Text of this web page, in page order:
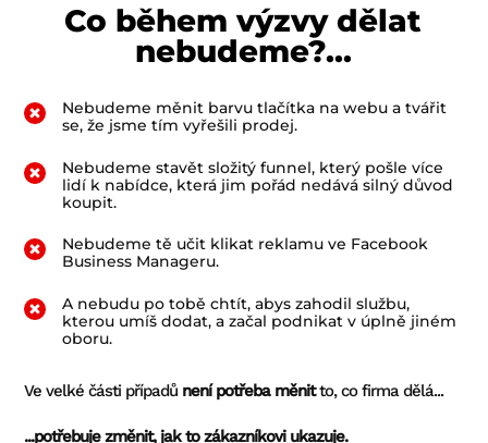
Co během výzvy dělat
nebudeme?...
Nebudeme měnit barvu tlačítka na webu a tvářit
se, že jsme tím vyřešili prodej.
Nebudeme stavět složitý funnel, který pošle více
lidí k nabídce, která jim pořád nedává silný důvod
koupit.
Nebudeme tě učit klikat reklamu ve Facebook
Business Manageru.
A nebudu po tobě chtít, abys zahodil službu,
kterou umíš dodat, a začal podnikat v úplně jiném
oboru.
Ve velké části případů není potřeba měnitto, co firma dělá...
...potřebuje změnit, jak to zákazníkovi ukazuje.